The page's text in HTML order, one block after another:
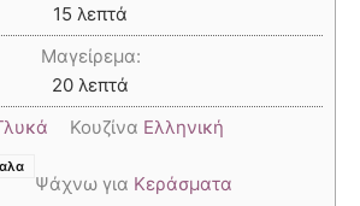
15 λεπτά
Μαγείρεμα:
20 λεπτά
Κουζίνα Ελληνική
Ψάχνω για Κεράσματα